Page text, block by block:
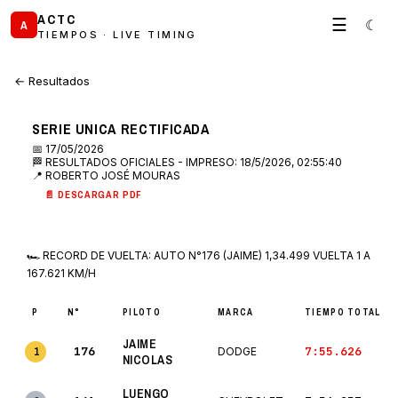
A ACTC
TIEMPOS · LIVE TIMING ☰ ☾
← Resultados
SERIE UNICA RECTIFICADA
📅 17/05/2026
🏁 RESULTADOS OFICIALES - IMPRESO: 18/5/2026, 02:55:40
📍 ROBERTO JOSÉ MOURAS
📄 DESCARGAR PDF
🏎 RECORD DE VUELTA: AUTO N°176 (JAIME) 1,34.499 VUELTA 1 A
167.621 KM/H
P N° PILOTO MARCA TIEMPO TOTAL
1 176
JAIME
NICOLAS
DODGE 7:55.626
LUENGO